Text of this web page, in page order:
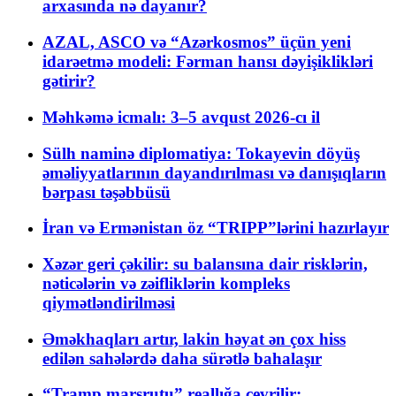
arxasında nə dayanır?
AZAL, ASCO və “Azərkosmos” üçün yeni
idarəetmə modeli: Fərman hansı dəyişiklikləri
gətirir?
Məhkəmə icmalı: 3–5 avqust 2026-cı il
Sülh naminə diplomatiya: Tokayevin döyüş
əməliyyatlarının dayandırılması və danışıqların
bərpası təşəbbüsü
İran və Ermənistan öz “TRIPP”lərini hazırlayır
Xəzər geri çəkilir: su balansına dair risklərin,
nəticələrin və zəifliklərin kompleks
qiymətləndirilməsi
Əməkhaqları artır, lakin həyat ən çox hiss
edilən sahələrdə daha sürətlə bahalaşır